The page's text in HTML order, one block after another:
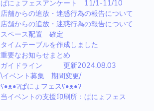
ぱにょフェスアンケート 11/1-11/10
店舗からの追放・迷惑行為の報告について
店舗からの追放・迷惑行為の報告について
スペース配置 確定
タイムテーブルを作成しました
重要なお知らせまとめ
ガイドライン 更新2024.08.03
\イベント募集 期間変更/
ʕ•ᴥ•ʔぱにょフェスʕ•ᴥ•ʔ
当イベントの支援印刷所：ぱにょフェス